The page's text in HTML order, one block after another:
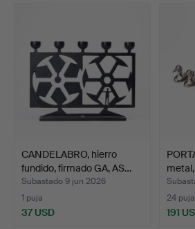
CANDELABRO, hierro
fundido, firmado GA, AS…
Subastado 9 jun 2026
1 puja
37 USD
24
191